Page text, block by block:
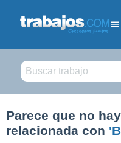
Parece que no
relacionada con